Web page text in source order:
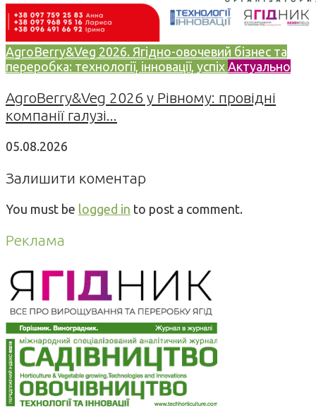
AgroBerry&Veg 2026. Ягідно-овочевий бізнес та
переробка: технології, інновації, успіх Актуально
AgroBerry&Veg 2026 у Рівному: провідні
компанії галузі...
05.08.2026
Залишити коментар
You must be logged in to post a comment.
Реклама